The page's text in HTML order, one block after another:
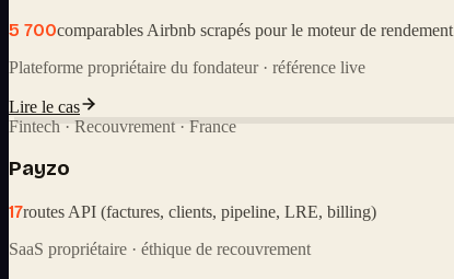
5 700comparables Airbnb scrapés pour le moteur de rendement
Plateforme propriétaire du fondateur · référence live
Lire le cas
Fintech · Recouvrement · France
Payzo
17routes API (factures, clients, pipeline, LRE, billing)
SaaS propriétaire · éthique de recouvrement